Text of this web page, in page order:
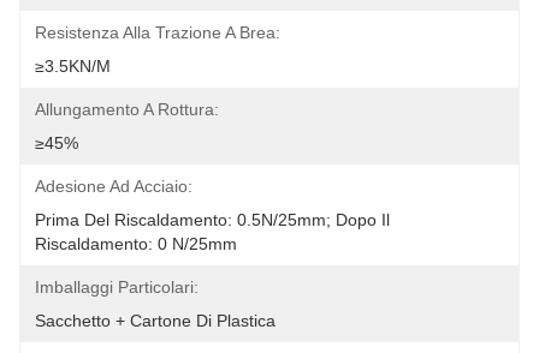
Resistenza Alla Trazione A Brea:
≥3.5KN/M
Allungamento A Rottura:
≥45%
Adesione Ad Acciaio:
Prima Del Riscaldamento: 0.5N/25mm; Dopo Il
Riscaldamento: 0 N/25mm
Imballaggi Particolari:
Sacchetto + Cartone Di Plastica